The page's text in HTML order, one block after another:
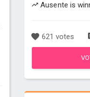
Ausente is
621 votes